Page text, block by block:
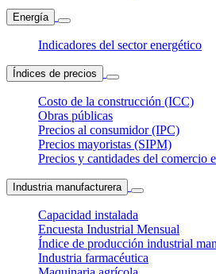
Energía
Indicadores del sector energético
Índices de precios
Costo de la construcción (ICC)
Obras públicas
Precios al consumidor (IPC)
Precios mayoristas (SIPM)
Precios y cantidades del comercio
Industria manufacturera
Capacidad instalada
Encuesta Industrial Mensual
Índice de producción industrial
Industria farmacéutica